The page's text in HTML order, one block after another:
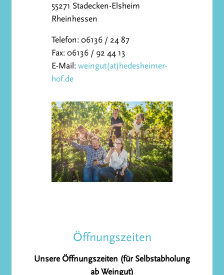
55271 Stadecken-Elsheim
Rheinhessen
Telefon: 06136 / 24 87
Fax: 06136 / 92 44 13
E-Mail: weingut(at)hedesheimer-
hof.de
Öffnungszeiten
Unsere Öffnungszeiten (für Selbstabholung
ab Weingut)